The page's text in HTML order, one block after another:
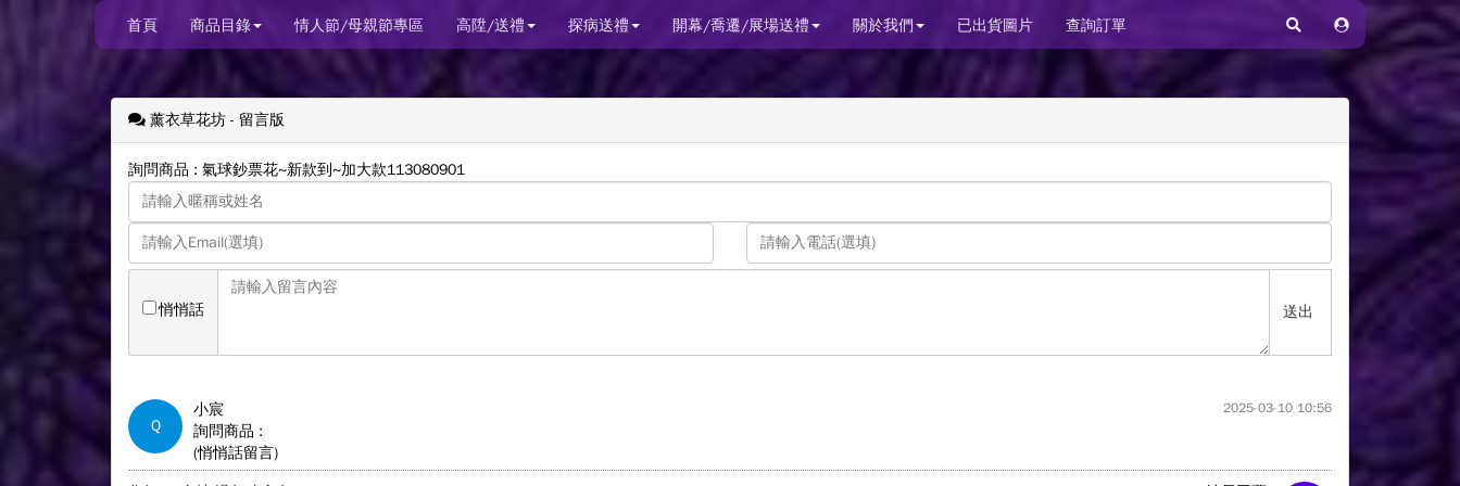
首頁 商品目錄 情人節/母親節專區 高陞/送禮 探病送禮 開幕/喬遷/展場送禮 關於我們 已出貨圖片 查詢訂單
薰衣草花坊 - 留言版
詢問商品 : 氣球鈔票花~新款到~加大款113080901
悄悄話 送出
Q
小宸 2025-03-10 10:56
詢問商品 :
(悄悄話留言)